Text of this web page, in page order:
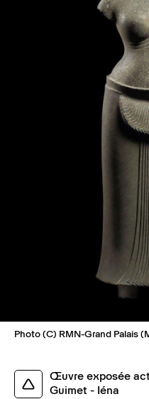
Photo (C) RMN-Grand Palais
Œuvre exposée
Guimet - Iéna